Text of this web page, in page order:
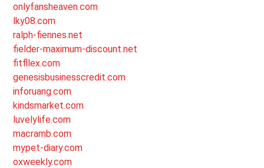
onlyfansheaven.com
lky08.com
ralph-fiennes.net
fielder-maximum-discount.net
fitfllex.com
genesisbusinesscredit.com
inforuang.com
kindsmarket.com
luvelylife.com
macramb.com
mypet-diary.com
oxweekly.com